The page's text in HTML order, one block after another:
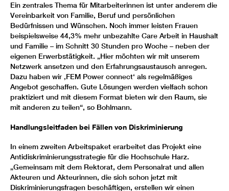
Ein zentrales Thema für Mitarbeiterinnen ist unter anderem die
Vereinbarkeit von Familie, Beruf und persönlichen
Bedürfnissen und Wünschen. Noch immer leisten Frauen
beispielsweise 44,3% mehr unbezahlte Care Arbeit in Haushalt
und Familie – im Schnitt 30 Stunden pro Woche – neben der
eigenen Erwerbstätigkeit. „Hier möchten wir mit unserem
Netzwerk ansetzen und den Erfahrungsaustausch anregen.
Dazu haben wir ‚FEM Power connect‘ als regelmäßiges
Angebot geschaffen. Gute Lösungen werden vielfach schon
praktiziert und mit diesem Format bieten wir den Raum, sie
mit anderen zu teilen“, so Bohlmann.
Handlungsleitfaden bei Fällen von Diskriminierung
In einem zweiten Arbeitspaket erarbeitet das Projekt eine
Antidiskriminierungsstrategie für die Hochschule Harz.
„Gemeinsam mit dem Rektorat, dem Personalrat und allen
Akteuren und Akteurinnen, die sich schon jetzt mit
Diskriminierungsfragen beschäftigen, erstellen wir einen